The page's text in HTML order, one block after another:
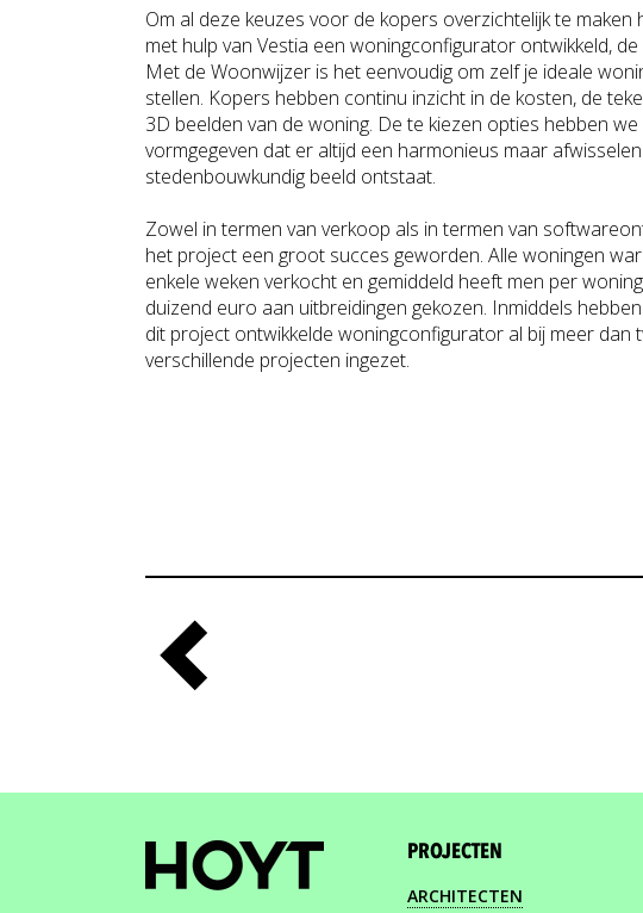
Om al deze keuzes voor de kopers overzichtelijk te maken
met hulp van Vestia een woningconfigurator ontwikkeld,
Met de Woonwijzer is het eenvoudig om zelf je ideale
stellen. Kopers hebben continu inzicht in de kosten, de
3D beelden van de woning. De te kiezen opties hebben we
vormgegeven dat er altijd een harmonieus maar
stedenbouwkundig beeld ontstaat.
Zowel in termen van verkoop als in termen van
het project een groot succes geworden. Alle woningen
enkele weken verkocht en gemiddeld heeft men per
duizend euro aan uitbreidingen gekozen. Inmiddels
dit project ontwikkelde woningconfigurator al bij meer dan
verschillende projecten ingezet.
PROJECTEN
ARCHITECTEN